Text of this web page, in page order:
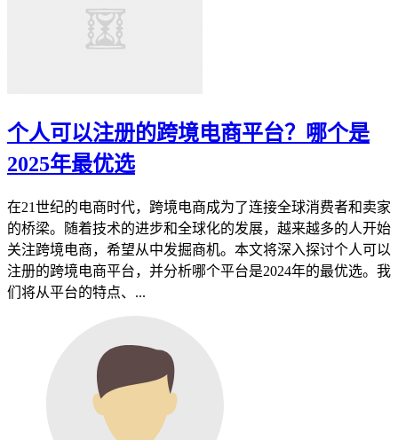
个人可以注册的跨境电商平台？哪个是
2025年最优选
在21世纪的电商时代，跨境电商成为了连接全球消费者和卖家
的桥梁。随着技术的进步和全球化的发展，越来越多的人开始
关注跨境电商，希望从中发掘商机。本文将深入探讨个人可以
注册的跨境电商平台，并分析哪个平台是2024年的最优选。我
们将从平台的特点、...